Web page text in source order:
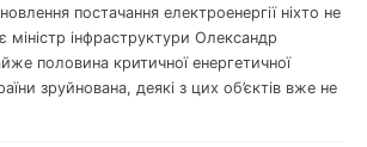
постачання електроенергії ніхто не
інфраструктури Олександр
половина критичної енергетичної
зруйнована, деякі з цих об’єктів вже не